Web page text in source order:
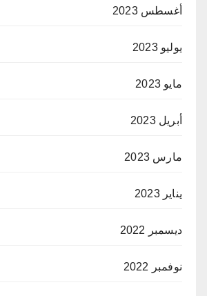
أغسطس 2023
يوليو 2023
مايو 2023
أبريل 2023
مارس 2023
يناير 2023
ديسمبر 2022
نوفمبر 2022